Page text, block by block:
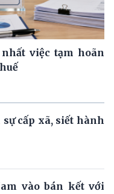
việc tạm hoãn
cấp xã, siết hành
vào bán kết với